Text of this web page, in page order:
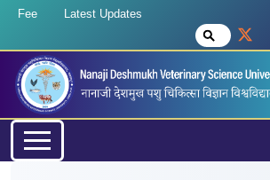
Fee Latest Updates